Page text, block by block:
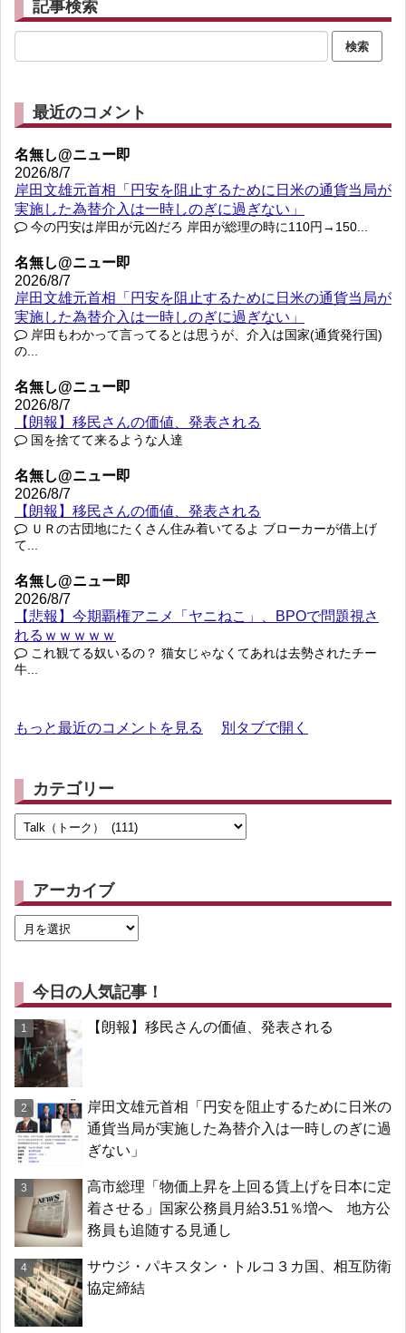
記事検索
最近のコメント
名無し@ニュー即
2026/8/7
岸田文雄元首相「円安を阻止するために日米の通貨当局が
実施した為替介入は一時しのぎに過ぎない」
今の円安は岸田が元凶だろ 岸田が総理の時に110円→150...
名無し@ニュー即
2026/8/7
岸田文雄元首相「円安を阻止するために日米の通貨当局が
実施した為替介入は一時しのぎに過ぎない」
岸田もわかって言ってるとは思うが、介入は国家(通貨発行国)
の...
名無し@ニュー即
2026/8/7
【朗報】移民さんの価値、発表される
国を捨てて来るような人達
名無し@ニュー即
2026/8/7
【朗報】移民さんの価値、発表される
ＵＲの古団地にたくさん住み着いてるよ ブローカーが借上げ
て...
名無し@ニュー即
2026/8/7
【悲報】今期覇権アニメ「ヤニねこ」、BPOで問題視さ
れるｗｗｗｗｗ
これ観てる奴いるの？ 猫女じゃなくてあれは去勢されたチー
牛...
もっと最近のコメントを見る 別タブで開く
カテゴリー
アーカイブ
今日の人気記事！
【朗報】移民さんの価値、発表される
岸田文雄元首相「円安を阻止するために日米の
通貨当局が実施した為替介入は一時しのぎに過
ぎない」
高市総理「物価上昇を上回る賃上げを日本に定
着させる」国家公務員月給3.51％増へ 地方公
務員も追随する見通し
サウジ・パキスタン・トルコ３カ国、相互防衛
協定締結